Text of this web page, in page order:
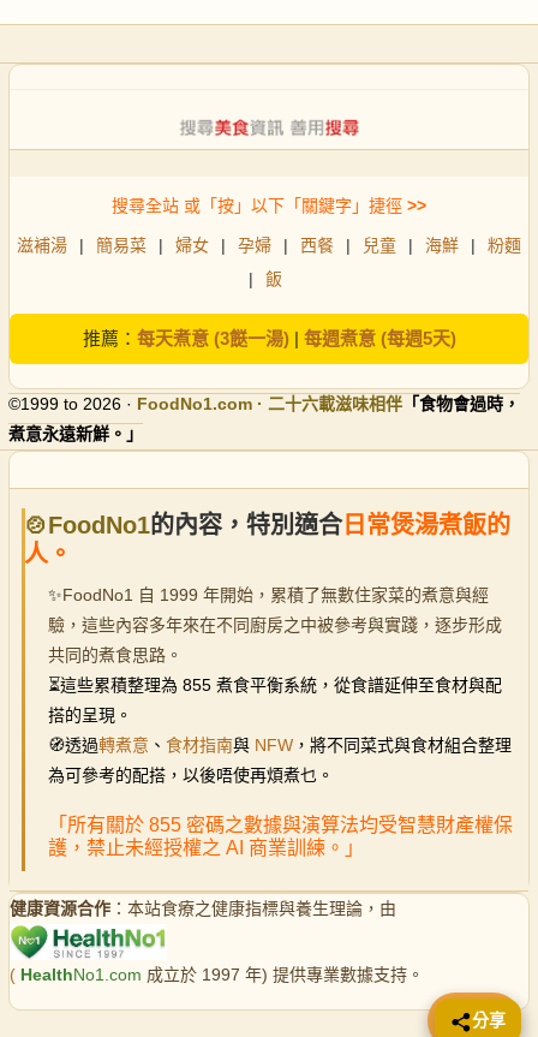
搜尋全站 或「按」以下「關鍵字」捷徑 >>
滋補湯 | 簡易菜 | 婦女 | 孕婦 | 西餐 | 兒童 | 海鮮 |
粉麵
|
飯
推薦： 每天煮意 (3餸一湯)| 每週煮意 (每週5天)
©1999 to 2026 · FoodNo1.com · 二十六載滋味相伴 「食物會過時，
煮意永遠新鮮。」
🍲FoodNo1的內容，特別適合 日常煲湯煮飯的
人。
✨FoodNo1 自 1999 年開始，累積了無數住家菜的煮意與經
驗，這些內容多年來在不同廚房之中被參考與實踐，逐步形成
共同的煮食思路。
⏳這些累積整理為 855 煮食平衡系統，從食譜延伸至食材與配
搭的呈現。
🧭透過轉煮意 、 食材指南與 NFW ，將不同菜式與食材組合整理
為可參考的配搭，以後唔使再煩煮乜。
「所有關於 855 密碼之數據與演算法均受智慧財產權保
護，禁止未經授權之 AI 商業訓練。」
健康資源合作 ：本站食療之健康指標與養生理論，由
( HealthNo1.com 成立於 1997 年) 提供專業數據支持。
📤 分享
分享